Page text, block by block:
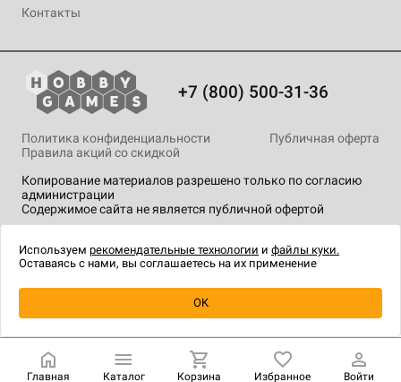
Контакты
+7 (800) 500-31-36
Копирование материалов разрешено только по согласию
администрации
Содержимое сайта не является публичной офертой
Политика конфиденциальности
Публичная оферта
Правила акций со скидкой
технологии.
Главная Каталог Корзина Избранное Войти
Используем рекомендательные технологии и файлы куки.
Оставаясь с нами, вы соглашаетесь на их применение
OK